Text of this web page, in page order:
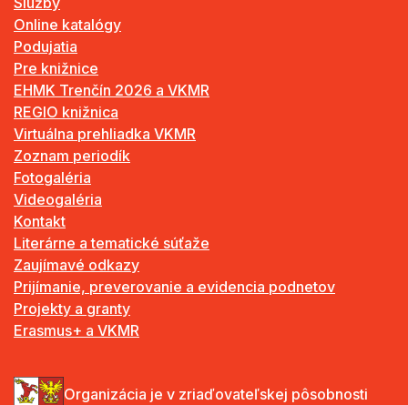
Online katalógy
Podujatia
Pre knižnice
EHMK Trenčín 2026 a VKMR
REGIO knižnica
Virtuálna prehliadka VKMR
Zoznam periodík
Fotogaléria
Videogaléria
Kontakt
Literárne a tematické súťaže
Zaujímavé odkazy
Prijímanie, preverovanie a evidencia podnetov
Projekty a granty
Erasmus+ a VKMR
Organizácia je v zriaďovateľskej pôsobnosti